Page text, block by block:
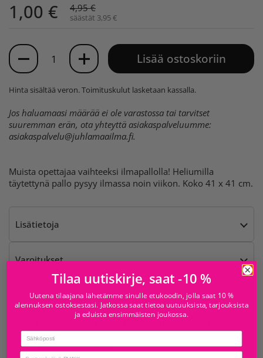
1,00 € 4,95 €
säästät 3,95 €
Määrä
Lisää ostoskoriin
Hinta sisältää veron.Toimituskulut lasketaan kassalla.
Jos haluamaasi määrää ei ole varastossa tai tarvitset
suuremman erän, ota yhteyttä asiakaspalveluumme:
asiakaspalvelu@juhlamaailma.fi.
Muista opettajaa vaihteeksi ilmapallolla! Heliumilla
täytettynä pallo pysyy ilmassa noin viikon. Koko 41 x 41 cm.
Lisätietoja
Varoitukset
Saatavilla kohteesta
Omena
Myymälän tiedot
Tilaa uutiskirje, saat -10 %
Uutena tilaajana lähetämme sinulle etukoodin, jolla saat 10 %
alennuksen ostoksestasi. Jatkossa saat tietoa uutuuksista, tarjouksista
ja eduista ensimmäisten joukossa.
Email
birthday